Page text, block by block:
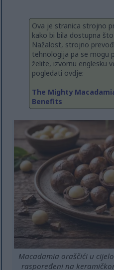
Ova je stranica strojno
kako bi bila dostupna
Nažalost, strojno
tehnologija pa se mogu
želite, izvornu englesku
pogledati ovdje:
The Mighty
Benefits
Macadamia oraščići u
raspoređeni na